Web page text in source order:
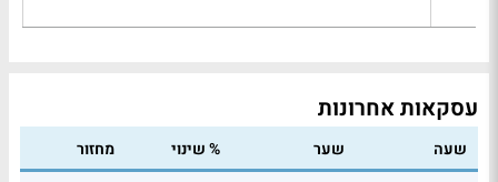
עסקאות אחרונות
שעה שער % שינוי
מחזור